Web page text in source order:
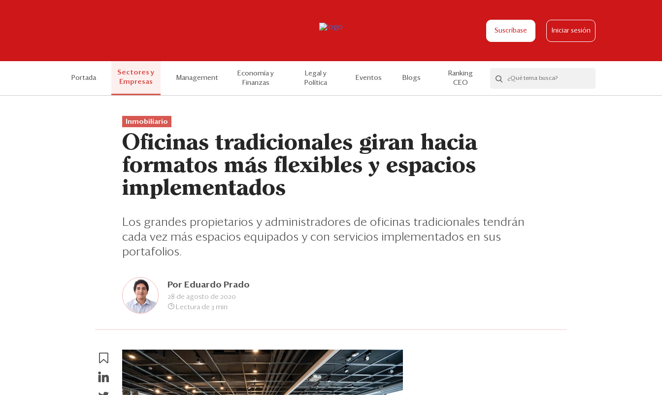
Suscríbase Iniciar sesión
Portada
Sectores y
Empresas
Management
Economía y
Finanzas
Legal y
Política
Eventos Blogs
Ranking
CEO
Inmobiliario
Oficinas tradicionales giran hacia
formatos más flexibles y espacios
implementados
Los grandes propietarios y administradores de oficinas tradicionales tendrán
cada vez más espacios equipados y con servicios implementados en sus
portafolios.
Por Eduardo Prado
28 de agosto de 2020
Lectura de 3 min